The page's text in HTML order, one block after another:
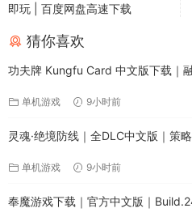
即玩 | 百度网盘高速下载
猜你喜欢
功夫牌 Kungfu Card 中文版下载｜
单机游戏 9小时前
灵魂·绝境防线｜全DLC中文版｜策
单机游戏 9小时前
奉魔游戏下载｜官方中文版｜